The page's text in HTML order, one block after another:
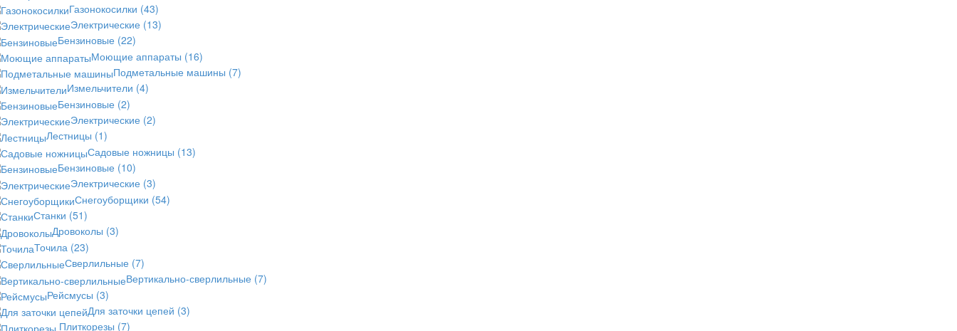
Газонокосилки (43)
Электрические (13)
Бензиновые (22)
Моющие аппараты (16)
Подметальные машины (7)
Измельчители (4)
Бензиновые (2)
Электрические (2)
Лестницы (1)
Садовые ножницы (13)
Бензиновые (10)
Электрические (3)
Снегоуборщики (54)
Станки (51)
Дровоколы (3)
Точила (23)
Сверлильные (7)
Вертикально-сверлильные (7)
Рейсмусы (3)
Для заточки цепей (3)
Плиткорезы (7)